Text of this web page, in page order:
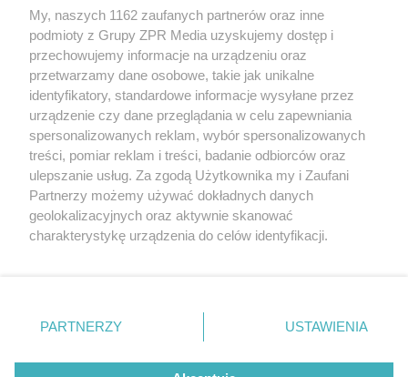
Żaden utwór zamieszczony w serwisie nie może być powielany i
rozpowszechniany lub dalej rozpowszechniany w jakikolwiek sposób (w
tym także elektroniczny lub mechaniczny) na jakimkolwiek polu
eksploatacji w jakiejkolwiek formie, włącznie z umieszczaniem w
Internecie bez pisemnej zgody właściciela praw. Jakiekolwiek użycie lub
wykorzystanie utworów w całości lub w części z naruszeniem prawa,
tzn. bez właściwej zgody, jest zabronione pod groźbą kary i może być
ścigane prawnie.
© 2026 Grupa ZPR Media
My, naszych 1162 zaufanych partnerów oraz inne
podmioty z Grupy ZPR Media uzyskujemy dostęp i
przechowujemy informacje na urządzeniu oraz
przetwarzamy dane osobowe, takie jak unikalne
identyfikatory, standardowe informacje wysyłane przez
urządzenie czy dane przeglądania w celu zapewniania
spersonalizowanych reklam, wybór spersonalizowanych
treści, pomiar reklam i treści, badanie odbiorców oraz
ulepszanie usług. Za zgodą Użytkownika my i Zaufani
Partnerzy możemy używać dokładnych danych
geolokalizacyjnych oraz aktywnie skanować
charakterystykę urządzenia do celów identyfikacji.
zmienić/wycofać klikając przycisk ustawień prywatności
znajdujący się w lewym dolnym rogu strony
rodzaje przetwarzania danych nie wymagają zgody
PARTNERZY USTAWIENIA